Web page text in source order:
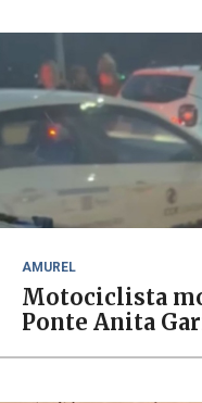
AMUREL
Motociclista
Ponte Anita